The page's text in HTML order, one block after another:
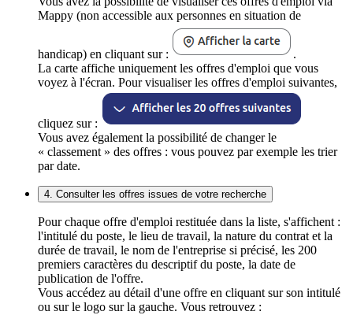
Mappy (non accessible aux personnes en situation de
handicap) en cliquant sur :
.
La carte affiche uniquement les offres d'emploi que vous
voyez à l'écran. Pour visualiser les offres d'emploi suivantes,
cliquez sur :
Vous avez également la possibilité de changer le
« classement » des offres : vous pouvez par exemple les trier
par date.
4. Consulter les offres issues de votre recherche
Pour chaque offre d'emploi restituée dans la liste, s'affichent :
l'intitulé du poste, le lieu de travail, la nature du contrat et la
durée de travail, le nom de l'entreprise si précisé, les 200
premiers caractères du descriptif du poste, la date de
publication de l'offre.
Vous accédez au détail d'une offre en cliquant sur son intitulé
ou sur le logo sur la gauche. Vous retrouvez :